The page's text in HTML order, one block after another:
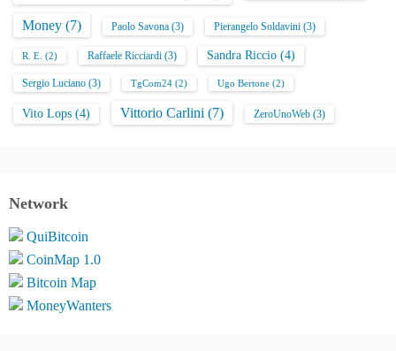
Money (7) Paolo Savona (3) Pierangelo Soldavini (3)
R. E. (2) Raffaele Ricciardi (3) Sandra Riccio (4)
Sergio Luciano (3) TgCom24 (2) Ugo Bertone (2)
Vito Lops (4) Vittorio Carlini (7) ZeroUnoWeb (3)
Network
QuiBitcoin
CoinMap 1.0
Bitcoin Map
MoneyWanters